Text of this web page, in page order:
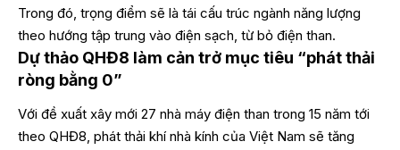
Trong đó, trọng điểm sẽ là tái cấu trúc ngành năng lượng
theo hướng tập trung vào điện sạch, từ bỏ điện than.
Dự thảo QHĐ8 làm cản trở mục tiêu “phát thải
ròng bằng 0”
Với đề xuất xây mới 27 nhà máy điện than trong 15 năm tới
theo QHĐ8, phát thải khí nhà kính của Việt Nam sẽ tăng